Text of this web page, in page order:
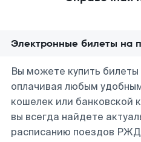
Электронные билеты на
Вы можете купить билеты
оплачивая любым
кошелек или банковской
вы всегда найдете
расписанию поездов